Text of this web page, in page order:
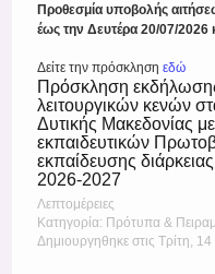
Προθεσμία υποβολής
έως την Δευτέρα 20/07/2026
Δείτε την πρόσκλησηεδώ
Πρόσκληση
λειτουργικών κενών
Δυτικής Μακεδονίας
εκπαιδευτικών
εκπαίδευσης
2026-2027
Λεπτομέρειες
Κατηγορία: Πρότυπα &
Δημιουργηθηκε στις Τρίτη,